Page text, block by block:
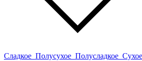
Сладкое Полусухое Полусладкое Сухое